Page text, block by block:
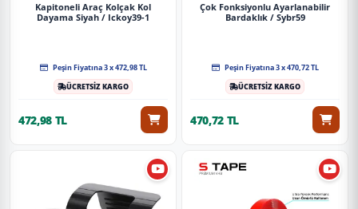
Kapitoneli Araç Kolçak Kol
Dayama Siyah / Ickoy39-1
Peşin Fiyatına 3 x 472,98 TL
ÜCRETSİZ KARGO
472,98 TL
Çok Fonksiyonlu Ayarlanabilir
Bardaklık / Sybr59
Peşin Fiyatına 3 x 470,72 TL
ÜCRETSİZ KARGO
470,72 TL